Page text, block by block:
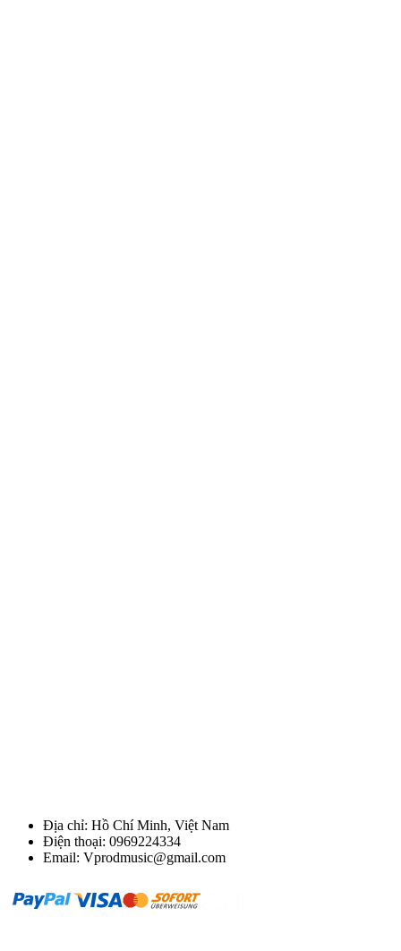
Địa chỉ: Hồ Chí Minh, Việt Nam
Điện thoại: 0969224334
Email: Vprodmusic@gmail.com